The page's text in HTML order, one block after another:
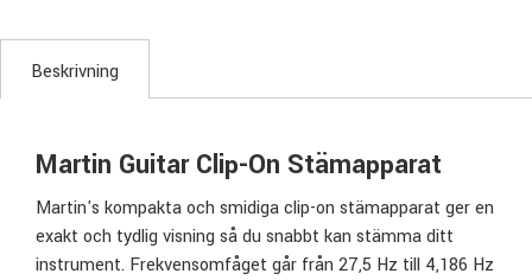
Beskrivning
Martin Guitar Clip-On Stämapparat
Martin's kompakta och smidiga clip-on stämapparat ger en
exakt och tydlig visning så du snabbt kan stämma ditt
instrument. Frekvensomfåget går från 27,5 Hz till 4,186 Hz